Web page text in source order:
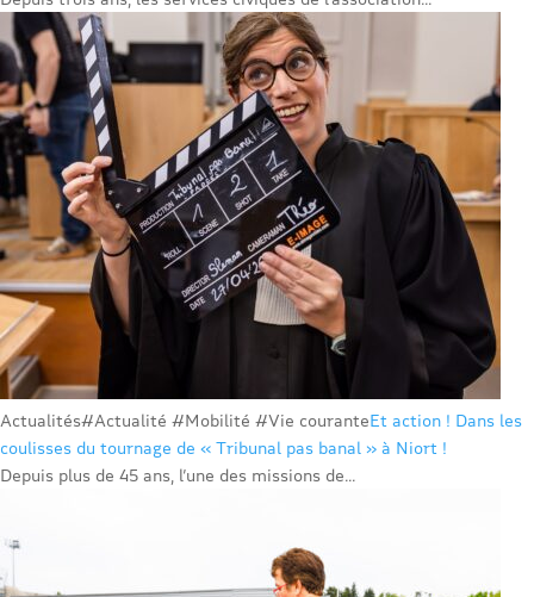
Actualités#Actualité #Mobilité #Vie couranteEt action ! Dans les
coulisses du tournage de « Tribunal pas banal » à Niort !
Depuis plus de 45 ans, l’une des missions de...